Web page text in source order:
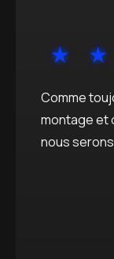
Comme
montage et
nous